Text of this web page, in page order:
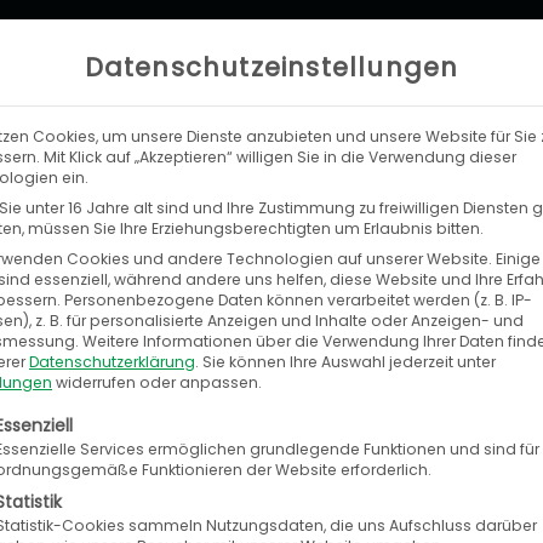
LEISTUNGEN UNTERNEHMEN
etablierter
Vogl
Datenschutzeinstellungen
Cookies, um unsere Dienste anzubieten und unsere Website für Sie
Mit Klick auf „Akzeptieren“ willigen Sie in die Verwendung dieser
ein.
unter 16 Jahre alt sind und Ihre Zustimmung zu freiwilligen Diensten
müssen Sie Ihre Erziehungsberechtigten um Erlaubnis bitten.
Cookies und andere Technologien auf unserer Website.
essenziell, während andere uns helfen, diese Website und Ihre
Personenbezogene Daten können verarbeitet werden (z. B. IP-
z. B. für personalisierte Anzeigen und Inhalte oder Anzeigen- und
Weitere Informationen über die Verwendung Ihrer Daten
Datenschutzerklärung. Sie können Ihre Auswahl jederzeit unter
widerrufen oder anpassen.
eine Liste der Service-Gruppen, für die eine
Services ermöglichen grundlegende Funktionen und sind
Funktionieren der Website erforderlich.
Cookies sammeln Nutzungsdaten, die uns Aufschluss darüber